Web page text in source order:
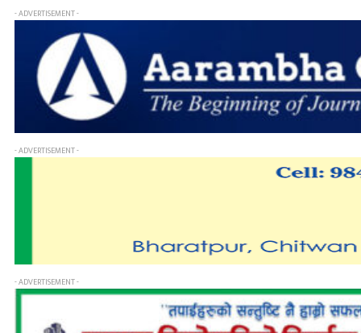
- ADVERTISEMENT -
- ADVERTISEMENT -
- ADVERTISEMENT -